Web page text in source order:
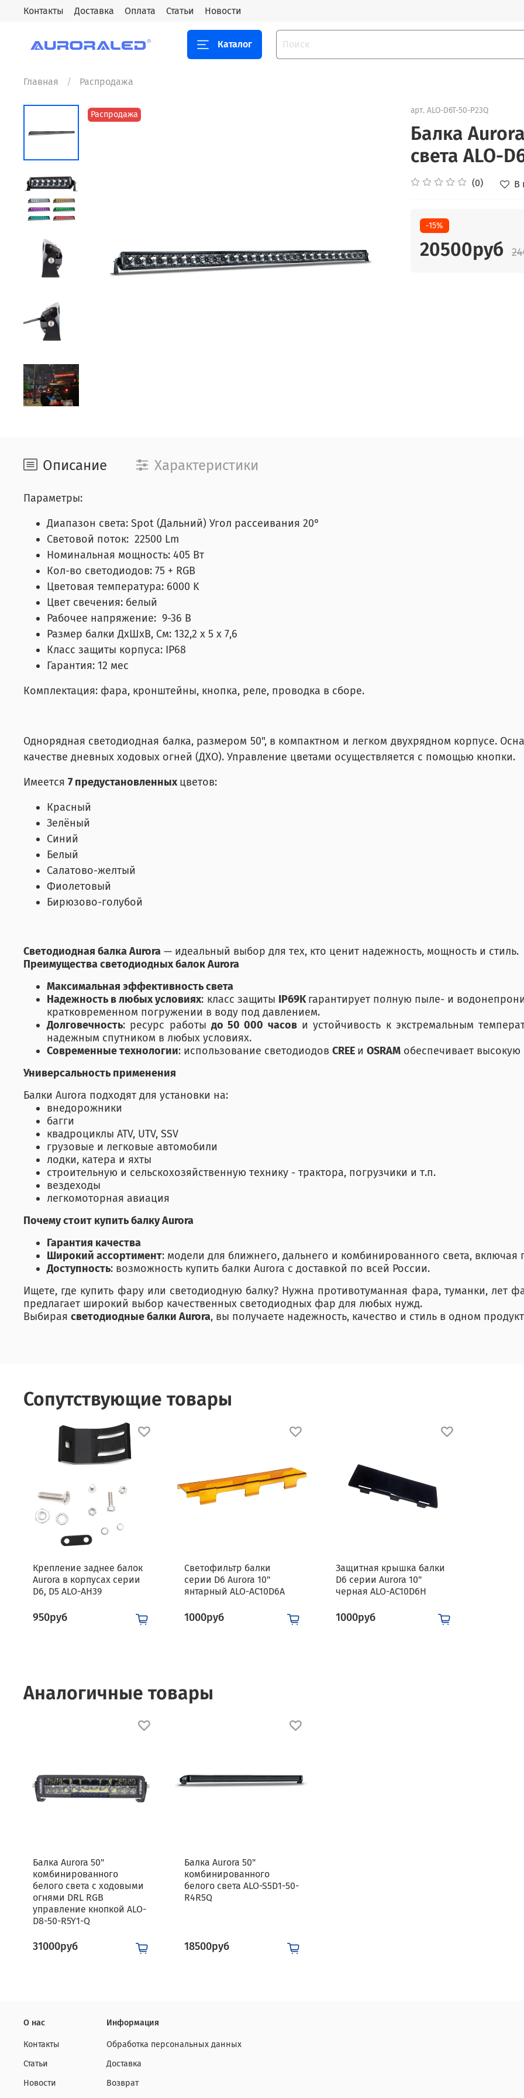
Контакты Доставка Оплата Статьи Новости
Каталог
Главная Распродажа
Распродажа арт. ALO-D6T-50-P23Q
Балка
света ALO-
(0) В
-15%
20500руб
Описание Характеристики
Параметры:
Диапазон света: Spot (Дальний) Угол рассеивания 20°
Световой поток: 22500 Lm
Номинальная мощность: 405 Вт
Кол-во светодиодов: 75 + RGB
Цветовая температура: 6000 K
Цвет свечения: белый
Рабочее напряжение: 9-36 В
Размер балки ДхШхВ, См: 132,2 x 5 x 7,6
Класс защиты корпуса: IP68
Гарантия: 12 мес
Комплектация: фара, кронштейны, кнопка, реле, проводка в сборе.
Однорядная светодиодная балка, размером 50", в компактном и легком двухрядном корпусе.
качестве дневных ходовых огней (ДХО). Управление цветами осуществляется с помощью кнопки.
Имеется 7 предустановленныхцветов:
Красный
Зелёный
Синий
Белый
Салатово-желтый
Фиолетовый
Бирюзово-голубой
Светодиодная балка Aurora — идеальный выбор для тех, кто ценит надежность, мощность и стиль.
Преимущества светодиодных балок Aurora
Максимальная эффективность света
Надежность в любых условиях: класс защиты IP69Kгарантирует полную пыле- и
кратковременном погружении в воду под давлением.
Долговечность: ресурс работы до 50 000 часови устойчивость к экстремальным
надежным спутником в любых условиях.
Современные технологии: использование светодиодов CREE и OSRAM обеспечивает
Универсальность применения
Балки Aurora подходят для установки на:
внедорожники
багги
квадроциклы ATV, UTV, SSV
грузовые и легковые автомобили
лодки, катера и яхты
строительную и сельскохозяйственную технику - трактора, погрузчики и т.п.
вездеходы
легкомоторная авиация
Почему стоит купить балку Aurora
Гарантия качества
Широкий ассортимент: модели для ближнего, дальнего и комбинированного света,
Доступность: возможность купить балки Aurora с доставкой по всей России.
Ищете, где купить фару или светодиодную балку? Нужна противотуманная фара, туманки, лет
предлагает широкий выбор качественных светодиодных фар для любых нужд.
Выбирая светодиодные балки Aurora, вы получаете надежность, качество и стиль в одном
Сопутствующие товары
Крепление заднее балок
Aurora в корпусах серии
D6, D5 ALO-AH39
950руб
Светофильтр балки
серии D6 Aurora 10"
янтарный ALO-AC10D6A
1000руб
Защитная крышка балки
D6 серии Aurora 10"
черная ALO-AC10D6H
1000руб
Аналогичные товары
Балка Aurora 50"
комбинированного
белого света с ходовыми
огнями DRL RGB
управление кнопкой ALO-
D8-50-R5Y1-Q
31000руб
Балка Aurora 50"
комбинированного
белого света ALO-S5D1-50-
R4R5Q
18500руб
О нас
Контакты
Статьи
Новости
Информация
Обработка персональных данных
Доставка
Возврат